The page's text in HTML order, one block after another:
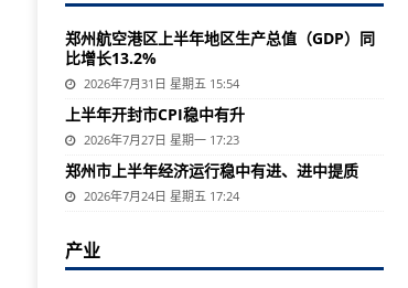
郑州航空港区上半年地区生产总值（GDP）同
比增长13.2%
2026年7月31日 星期五 15:54
上半年开封市CPI稳中有升
2026年7月27日 星期一 17:23
郑州市上半年经济运行稳中有进、进中提质
2026年7月24日 星期五 17:24
产业